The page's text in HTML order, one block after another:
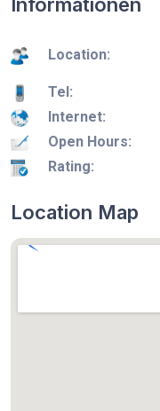
Location:
Tel:
Internet:
Open Hours:
Rating:
Location Map